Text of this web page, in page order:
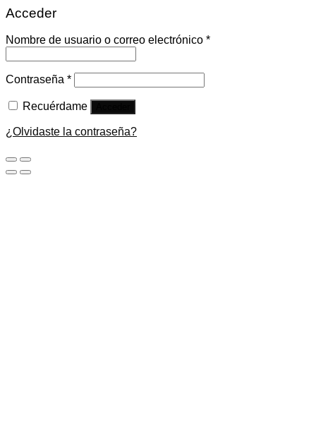
Acceder
Nombre de usuario o correo electrónico *
Contraseña *
Recuérdame
¿Olvidaste la contraseña?